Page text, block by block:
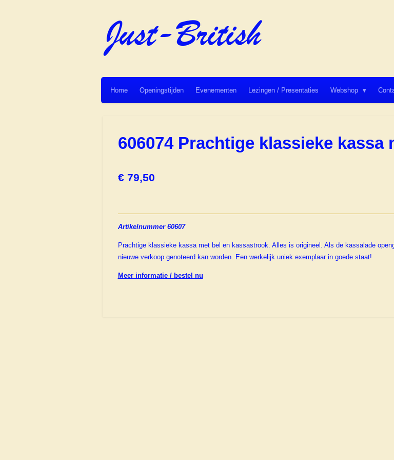
Home Openingstijden Evenementen Lezingen / Presentaties Webshop
606074 Prachtige klassieke kassa
€ 79,50
Artikelnummer 60607
Prachtige klassieke kassa met bel en kassastrook. Alles is origineel. Als de kassalade
nieuwe verkoop genoteerd kan worden. Een werkelijk uniek exemplaar in goede staat!
Meer informatie / bestel nu